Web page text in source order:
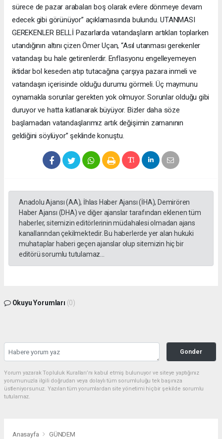
sürece de pazar arabaları boş olarak evlere dönmeye devam
edecek gibi görünüyor” açıklamasında bulundu. UTANMASI
GEREKENLER BELLİ Pazarlarda vatandaşların artıkları toplarken
utandığının altını çizen Ömer Uçan, “Asıl utanması gerekenler
vatandaşı bu hale getirenlerdir. Enflasyonu engelleyemeyen
iktidar bol keseden atıp tutacağına çarşıya pazara inmeli ve
vatandaşın içerisinde olduğu durumu görmeli. Üç maymunu
oynamakla sorunlar gerekten yok olmuyor. Sorunlar olduğu gibi
duruyor ve hatta katlanarak büyüyor. Bizler daha söze
başlamadan vatandaşlarımız artık değişimin zamanının
geldiğini söylüyor” şeklinde konuştu.
Anadolu Ajansı (AA), İhlas Haber Ajansı (İHA), Demirören
Haber Ajansı (DHA) ve diğer ajanslar tarafından eklenen tüm
haberler, sitemizin editörlerinin müdahalesi olmadan ajans
kanallarından çekilmektedir. Bu haberlerde yer alan hukuki
muhataplar haberi geçen ajanslar olup sitemizin hiç bir
editörü sorumlu tutulamaz...
Okuyu Yorumları (0)
Gonder
Yorum yazarak Topluluk Kuralları’nı kabul etmiş bulunuyor ve siteye yaptığınız
yorumunuzla ilgili doğrudan veya dolaylı tüm sorumluluğu tek başınıza
üstleniyorsunuz. Yazılan tüm yorumlardan site yönetimi hiçbir şekilde sorumlu
tutulamaz.
Anasayfa GÜNDEM